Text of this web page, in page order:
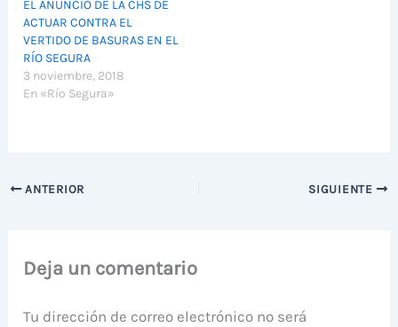
EL ANUNCIO DE LA CHS DE
ACTUAR CONTRA EL
VERTIDO DE BASURAS EN EL
RÍO SEGURA
3 noviembre, 2018
En «Río Segura»
ANTERIOR SIGUIENTE
Deja un comentario
Tu dirección de correo electrónico no será